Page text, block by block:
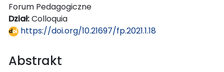
Forum Pedagogiczne
Dział:Colloquia
https://doi.org/10.21697/fp.2021.1.18
Abstrakt